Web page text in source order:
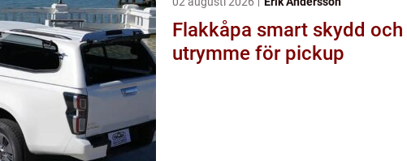
Flakkåpa smart skydd och extra
utrymme för pickup